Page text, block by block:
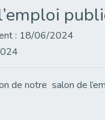
: 18/06/2024
de notre salon de